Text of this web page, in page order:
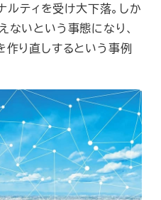
ティを受け大下落。しか
ないという事態になり、
作り直しするという事例